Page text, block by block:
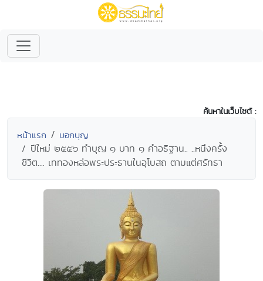
ค้นหาในเว็บไซต์ :
หน้าแรก บอกบุญ
ปีใหม่ ๒๕๕๖ ทำบุญ ๑ บาท ๑ คำอธิฐาน.. ..หนึงครั้ง
ชีวิต.... เททองหล่อพระประธานในอุโบสถ ตามแต่ศรัทธา